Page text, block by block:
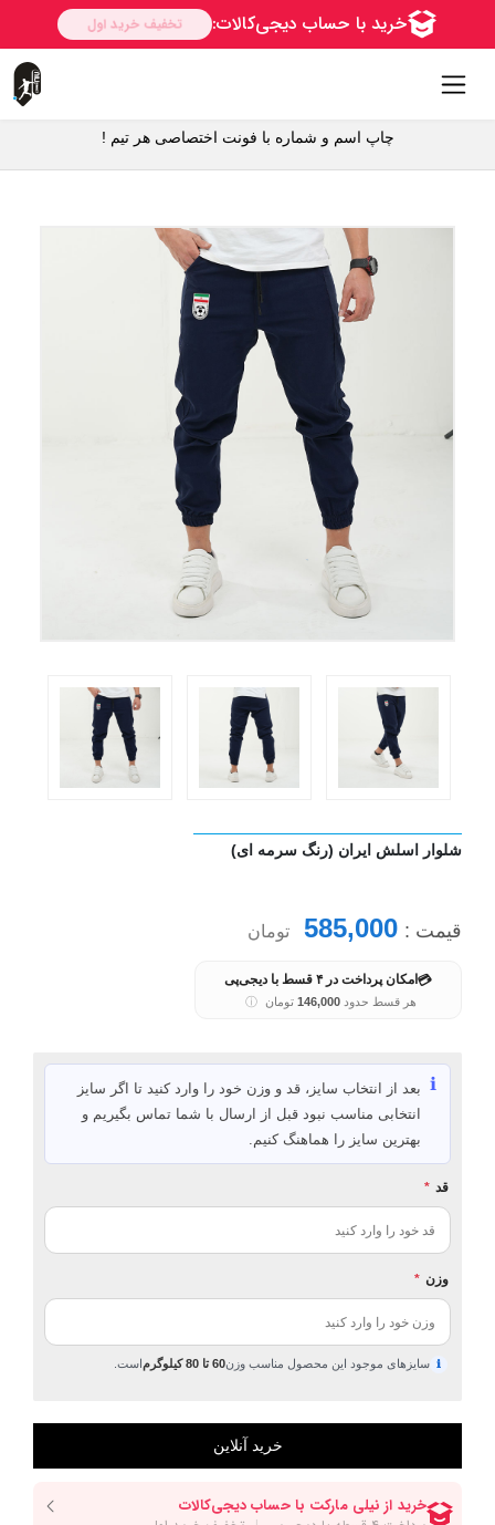
چاپ اسم و شماره با فونت اختصاصی هر تیم !
شلوار اسلش ایران (رنگ سرمه ای)
قیمت : 585,000 تومان
💳 امکان پرداخت در ۴ قسط با دیجی‌پی
هر قسط حدود146,000 تومان ⓘ
ℹ️ بعد از انتخاب سایز، قد و وزن خود را وارد کنید تا اگر سایز
انتخابی مناسب نبود قبل از ارسال با شما تماس بگیریم و
بهترین سایز را هماهنگ کنیم.
قد *
وزن *
ℹ سایزهای موجود این محصول مناسب وزن60 تا 80 کیلوگرم است.